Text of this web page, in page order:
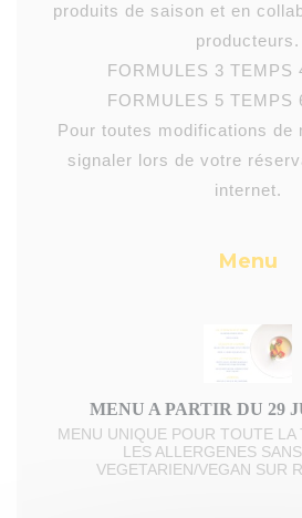
produits de saison et en
producteurs.
FORMULES 3 TEMPS
FORMULES 5 TEMPS
Pour toutes modifications de
signaler lors de votre
internet.
Menu
MENU A PARTIR DU 29
MENU UNIQUE POUR TOUTE LA
LES ALLERGENES
VEGETARIEN/VEGAN SUR